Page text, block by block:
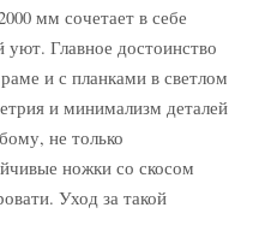
мм сочетает в себе
Главное достоинство
и с планками в светлом
и минимализм деталей
не только
ножки со скосом
Уход за такой